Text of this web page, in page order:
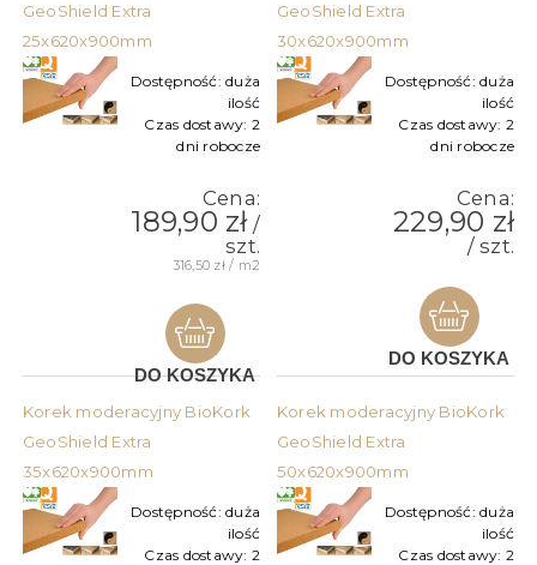
GeoShield Extra
25x620x900mm
Dostępność: duża
ilość
Czas dostawy: 2
dni robocze
Cena:
189,90 zł/
szt.
316,50 zł / m2
DO KOSZYKA
GeoShield Extra
30x620x900mm
Dostępność: duża
ilość
Czas dostawy: 2
dni robocze
Cena:
229,90 zł
/ szt.
DO KOSZYKA
Korek moderacyjny BioKork
GeoShield Extra
35x620x900mm
Dostępność: duża
ilość
Czas dostawy: 2
Korek moderacyjny BioKork
GeoShield Extra
50x620x900mm
Dostępność: duża
ilość
Czas dostawy: 2